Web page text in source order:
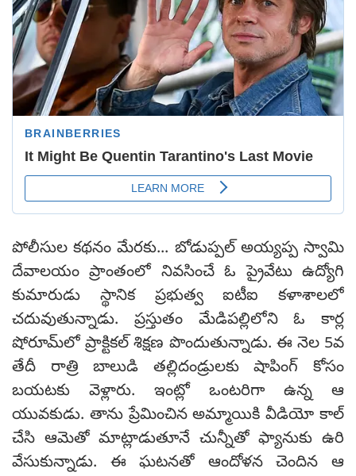
పోలీసుల కథనం మేరకు... బోడుప్పల్ అయ్యప్ప స్వామి
దేవాలయం ప్రాంతంలో నివసించే ఓ ప్రైవేటు ఉద్యోగి
కుమారుడు స్థానిక ప్రభుత్వ ఐటీఐ కళాశాలలో
చదువుతున్నాడు. ప్రస్తుతం మేడిపల్లిలోని ఓ కార్ల
షోరూమ్‌లో ప్రాక్టికల్ శిక్షణ పొందుతున్నాడు. ఈ నెల 5వ
తేదీ రాత్రి బాలుడి తల్లిదండ్రులకు షాపింగ్ కోసం
బయటకు వెళ్లారు. ఇంట్లో ఒంటరిగా ఉన్న ఆ
యువకుడు. తాను ప్రేమించిన అమ్మాయికి వీడియో కాల్
చేసి ఆమెతో మాట్లాడుతూనే చున్నీతో ఫ్యానుకు ఉరి
వేసుకున్నాడు. ఈ ఘటనతో ఆందోళన చెందిన ఆ